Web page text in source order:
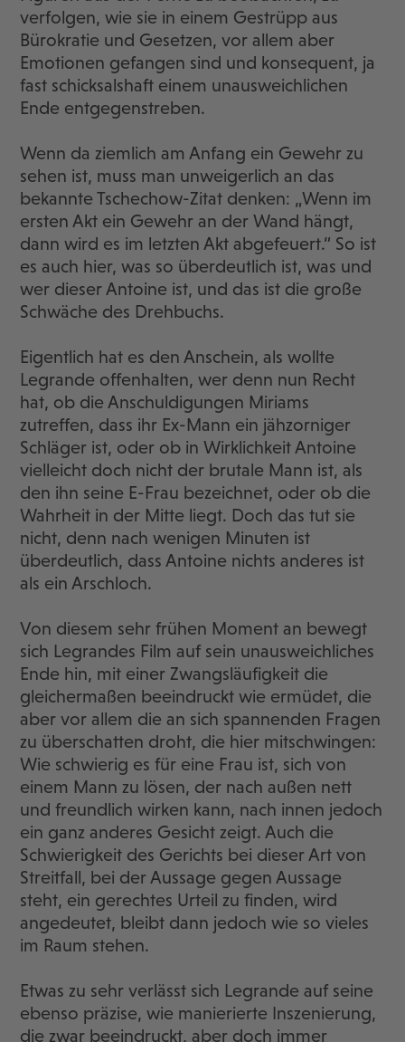
verfolgen, wie sie in einem Gestrüpp aus
Bürokratie und Gesetzen, vor allem aber
Emotionen gefangen sind und konsequent, ja
fast schicksalshaft einem unausweichlichen
Ende entgegenstreben.
Wenn da ziemlich am Anfang ein Gewehr zu
sehen ist, muss man unweigerlich an das
bekannte Tschechow-Zitat denken: „Wenn im
ersten Akt ein Gewehr an der Wand hängt,
dann wird es im letzten Akt abgefeuert.“ So ist
es auch hier, was so überdeutlich ist, was und
wer dieser Antoine ist, und das ist die große
Schwäche des Drehbuchs.
Eigentlich hat es den Anschein, als wollte
Legrande offenhalten, wer denn nun Recht
hat, ob die Anschuldigungen Miriams
zutreffen, dass ihr Ex-Mann ein jähzorniger
Schläger ist, oder ob in Wirklichkeit Antoine
vielleicht doch nicht der brutale Mann ist, als
den ihn seine E-Frau bezeichnet, oder ob die
Wahrheit in der Mitte liegt. Doch das tut sie
nicht, denn nach wenigen Minuten ist
überdeutlich, dass Antoine nichts anderes ist
als ein Arschloch.
Von diesem sehr frühen Moment an bewegt
sich Legrandes Film auf sein unausweichliches
Ende hin, mit einer Zwangsläufigkeit die
gleichermaßen beeindruckt wie ermüdet, die
aber vor allem die an sich spannenden Fragen
zu überschatten droht, die hier mitschwingen:
Wie schwierig es für eine Frau ist, sich von
einem Mann zu lösen, der nach außen nett
und freundlich wirken kann, nach innen jedoch
ein ganz anderes Gesicht zeigt. Auch die
Schwierigkeit des Gerichts bei dieser Art von
Streitfall, bei der Aussage gegen Aussage
steht, ein gerechtes Urteil zu finden, wird
angedeutet, bleibt dann jedoch wie so vieles
im Raum stehen.
Etwas zu sehr verlässt sich Legrande auf seine
ebenso präzise, wie manierierte Inszenierung,
die zwar beeindruckt, aber doch immer